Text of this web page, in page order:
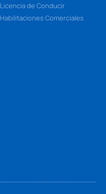
Licencia de Conducir
Habilitaciones Comerciales